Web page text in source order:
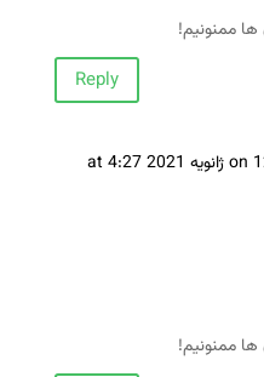
ممنونیم!
Reply
on 12 ژانویه 2021 at 4:27
ممنونیم!